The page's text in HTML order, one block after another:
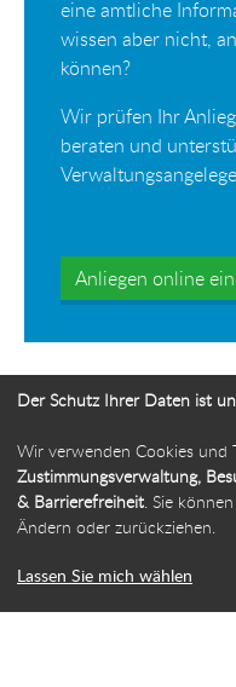
eine amtliche
wissen aber nicht,
können?
Wir prüfen Ihr
beraten und
Anliegen online
Ihr Weg zur
© 2026 Die
Der Schutz Ihrer Daten ist
Wir verwenden Cookies und
Zustimmungsverwaltung,
& Barrierefreiheit. Sie
Ändern oder zurückziehen.
Lassen Sie mich wählen